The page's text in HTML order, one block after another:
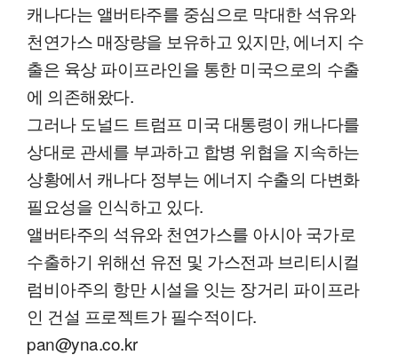
캐나다는 앨버타주를 중심으로 막대한 석유와
천연가스 매장량을 보유하고 있지만, 에너지 수
출은 육상 파이프라인을 통한 미국으로의 수출
에 의존해왔다.
그러나 도널드 트럼프 미국 대통령이 캐나다를
상대로 관세를 부과하고 합병 위협을 지속하는
상황에서 캐나다 정부는 에너지 수출의 다변화
필요성을 인식하고 있다.
앨버타주의 석유와 천연가스를 아시아 국가로
수출하기 위해선 유전 및 가스전과 브리티시컬
럼비아주의 항만 시설을 잇는 장거리 파이프라
인 건설 프로젝트가 필수적이다.
pan@yna.co.kr